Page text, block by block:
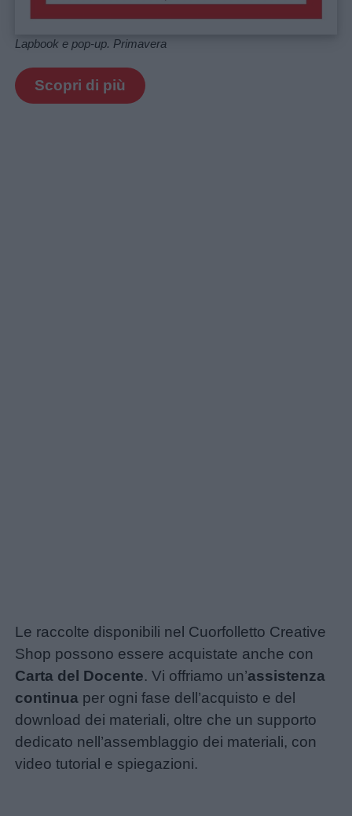
Lapbook e pop-up. Primavera
Scopri di più
Le raccolte disponibili nel Cuorfolletto Creative
Shop possono essere acquistate anche con
Carta del Docente. Vi offriamo un’assistenza
continua per ogni fase dell’acquisto e del
download dei materiali, oltre che un supporto
dedicato nell’assemblaggio dei materiali, con
video tutorial e spiegazioni.